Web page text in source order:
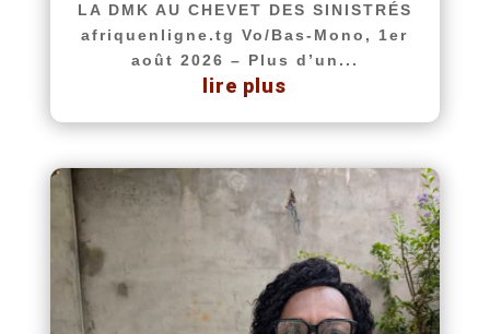
LA DMK AU CHEVET DES SINISTRÉS
afriquenligne.tg Vo/Bas-Mono, 1er
août 2026 – Plus d’un...
lire plus